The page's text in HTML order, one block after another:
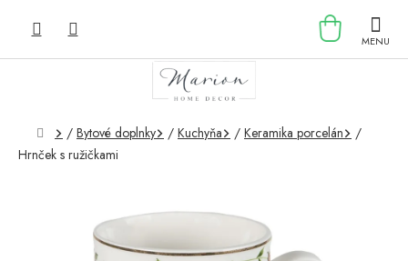
KOŠÍK
Domov
/ Bytové doplnky / Kuchyňa / Keramika porcelán
/
Hrnček s ružičkami